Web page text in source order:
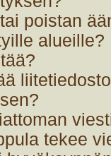
poistan
alueille?
tekee